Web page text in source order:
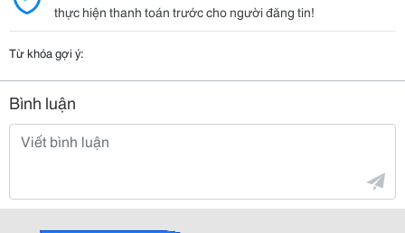
thực hiện thanh toán trước cho người đăng tin!
Từ khóa gợi ý:
Bình luận